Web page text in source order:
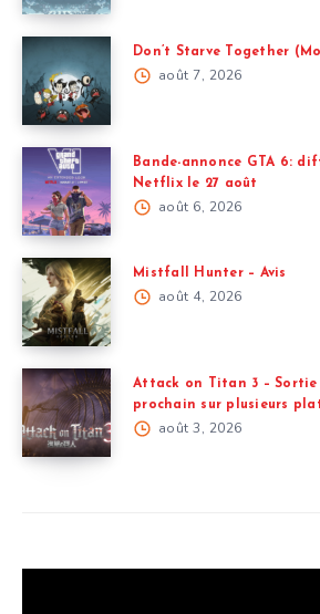
Don’t Starve Together
août 7, 2026
Bande-annonce GTA 6:
Netflix le 27 août
août 6, 2026
Mistfall Hunter – Avis
août 4, 2026
Attack on Titan 3 – Sortie
prochain sur plusieurs
août 3, 2026